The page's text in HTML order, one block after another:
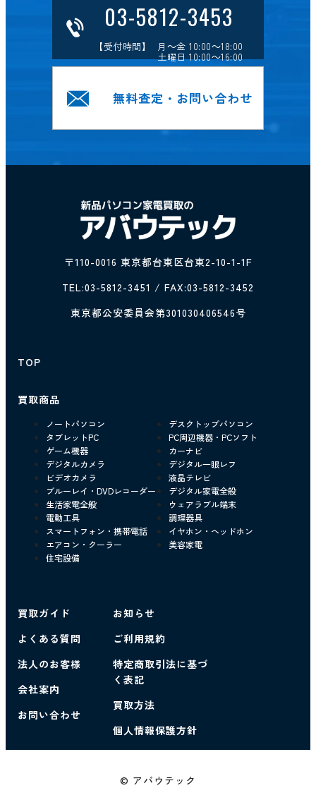
03-5812-3453
【受付時間】 月～金 10:00～18:00
土曜日 10:00～16:00
無料査定・お問い合わせ
〒110-0016 東京都台東区台東2-10-1-1F
TEL:03-5812-3451 / FAX:03-5812-3452
東京都公安委員会第301030406546号
TOP
買取商品
ノートパソコン
デスクトップパソコン
タブレットPC
PC周辺機器・PCソフト
ゲーム機器
カーナビ
デジタルカメラ
デジタル一眼レフ
ビデオカメラ
液晶テレビ
ブルーレイ・DVDレコーダー
デジタル家電全般
生活家電全般
ウェアラブル端末
電動工具
調理器具
スマートフォン・携帯電話
イヤホン・ヘッドホン
エアコン・クーラー
美容家電
住宅設備
買取ガイド
よくある質問
法人のお客様
会社案内
お問い合わせ
お知らせ
ご利用規約
特定商取引法に基づ
く表記
買取方法
個人情報保護方針
© アバウテック